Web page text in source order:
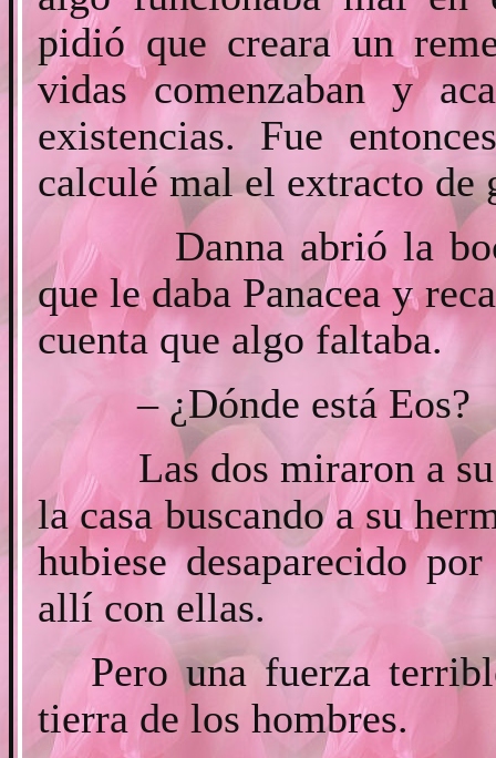
pidió que creara un
vidas comenzaban y
existencias. Fue
calculé mal el extracto
Danna abrió la boca
que le daba Panacea y
cuenta que algo faltaba.
– ¿Dónde está Eos?
Las dos miraron a su
la casa buscando a su
hubiese desaparecido
allí con ellas.
Pero una fuerza
tierra de los hombres.